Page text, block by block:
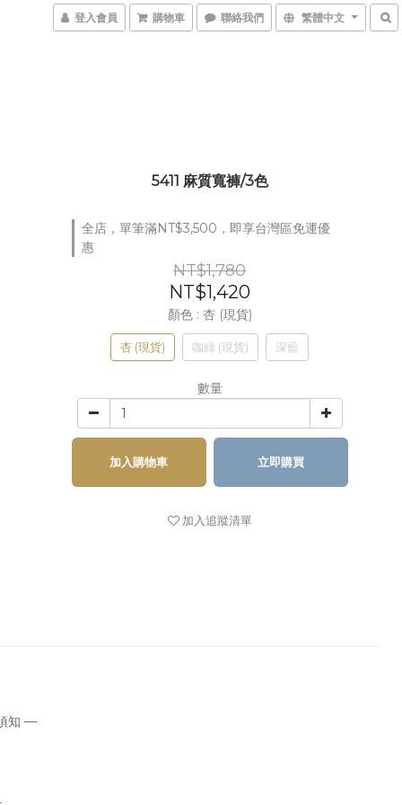
登入會員 購物車 聯絡我們 繁體中文
5411 麻質寬褲/3色
全店，單筆滿NT$3,500，即享台灣區免運優
惠
NT$1,780
NT$1,420
顏色 : 杏 (現貨)
杏 (現貨) 咖綠 (現貨) 深藍
數量
加入購物車 立即購買
加入追蹤清單
知 —